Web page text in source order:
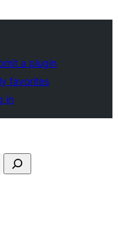
a plugin
favorites
in